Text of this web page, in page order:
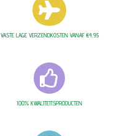

VASTE LAGE VERZENDKOSTEN VANAF €4,95

100% KWALITEITSPRODUCTEN